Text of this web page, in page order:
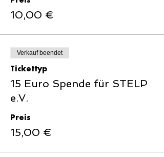
10,00 €
Verkauf beendet
Tickettyp
15 Euro Spende für STELP
e.V.
Preis
15,00 €